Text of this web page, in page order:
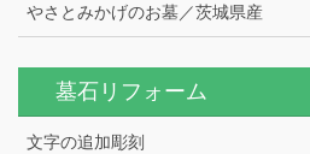
やさとみかげのお墓／茨城県産
墓石リフォーム
文字の追加彫刻